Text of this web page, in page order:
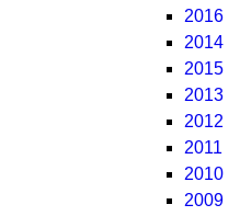
2016
2014
2015
2013
2012
2011
2010
2009